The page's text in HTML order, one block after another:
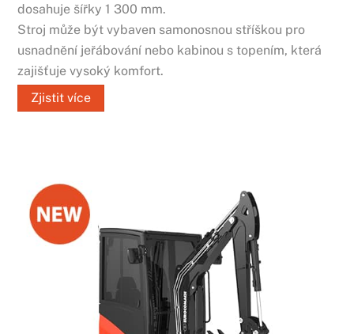
dosahuje šířky 1 300 mm.
Stroj může být vybaven samonosnou stříškou pro
usnadnění jeřábování nebo kabinou s topením, která
zajišťuje vysoký komfort.
Zjistit více